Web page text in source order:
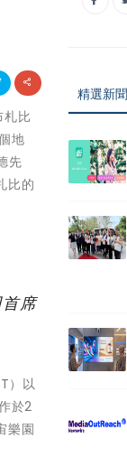
札比
地
先
比的
席
）以
於2
樂園
精選新